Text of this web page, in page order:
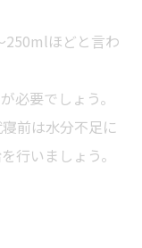
250mlほどと言わ
必要でしょう。
前は水分不足に
行いましょう。